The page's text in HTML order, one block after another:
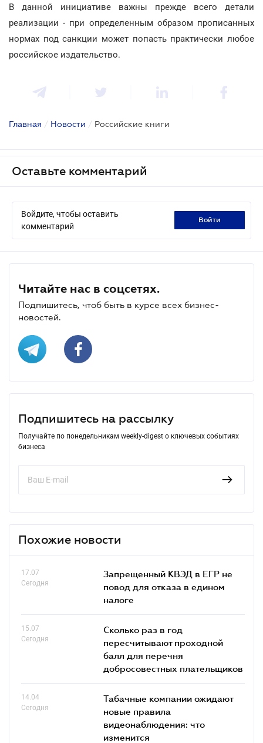
В данной инициативе важны прежде всего детали
реализации - при определенным образом прописанных
нормах под санкции может попасть практически любое
российское издательство.
Главная / Новости / Российские книги
Оставьте комментарий
Войдите, чтобы оставить
комментарий
войти
Читайте нас в соцсетях.
Подпишитесь, чтоб быть в курсе всех бизнес-
новостей.
Подпишитесь на рассылку
Получайте по понедельникам weekly-digest о ключевых событиях
бизнеса
Похожие новости
17.07
Сегодня
Запрещенный КВЭД в ЕГР не
повод для отказа в едином
налоге
15.07
Сегодня
Сколько раз в год
пересчитывают проходной
балл для перечня
добросовестных плательщиков
14.04
Сегодня
Табачные компании ожидают
новые правила
видеонаблюдения: что
изменится